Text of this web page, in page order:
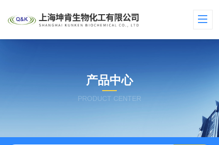
产品中心
PRODUCT CENTER